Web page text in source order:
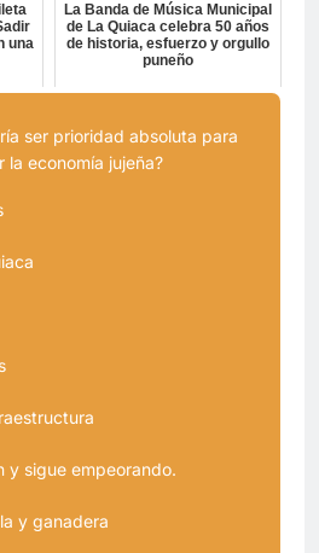
una
La Banda de Música Municipal
de La Quiaca celebra 50 años
de historia, esfuerzo y orgullo
puneño
ser prioridad absoluta para
la economía jujeña?
y sigue empeorando.
y ganadera